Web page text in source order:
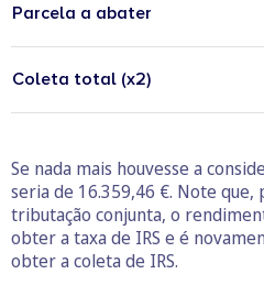
Parcela a abater
Coleta total (x2)
Se nada mais houvesse a
seria de 16.359,46 €. Note
tributação conjunta, o
obter a taxa de IRS e é
obter a coleta de IRS.